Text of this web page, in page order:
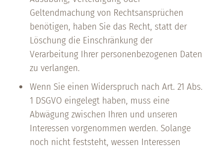
Geltendmachung von Rechtsansprüchen
benötigen, haben Sie das Recht, statt der
Löschung die Einschränkung der
Verarbeitung Ihrer personenbezogenen Daten
zu verlangen.
Wenn Sie einen Widerspruch nach Art. 21 Abs.
1 DSGVO eingelegt haben, muss eine
Abwägung zwischen Ihren und unseren
Interessen vorgenommen werden. Solange
noch nicht feststeht, wessen Interessen